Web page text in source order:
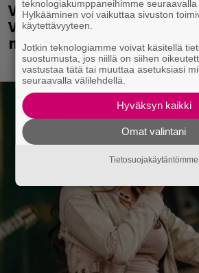
Valtava Yle 100 vuotta -
Veikkaus Arenalla
myös metalliklassikot-
teknologiakumppaneihimme seuraavalla
Hylkääminen voi vaikuttaa sivuston
käytettävyyteen.
Jotkin teknologiamme voivat käsitellä
suostumusta, jos niillä on siihen
vastustaa tätä tai muuttaa asetuksiasi
seuraavalla välilehdellä.
Hyväksyn kaikki
Omat valintani
Tietosuojakäytäntömme